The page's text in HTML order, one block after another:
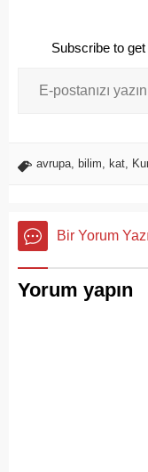
Subscribe to
avrupa, bilim, kat,
Bir Yorum
Yorum yapın